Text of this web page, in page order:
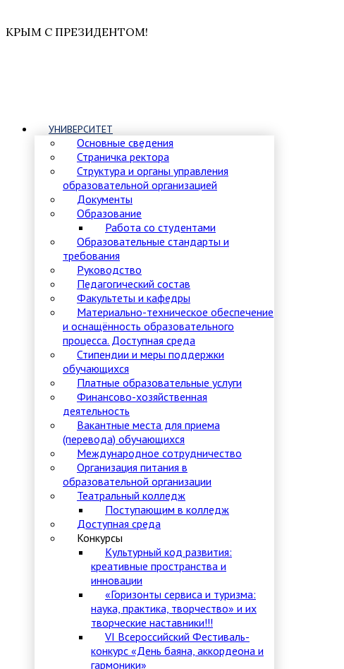
КРЫМ С ПРЕЗИДЕНТОМ!
УНИВЕРСИТЕТ
Основные сведения
Страничка ректора
Структура и органы управления
образовательной организацией
Документы
Образование
Работа со студентами
Образовательные стандарты и
требования
Руководство
Педагогический состав
Факультеты и кафедры
Материально-техническое обеспечение
и оснащённость образовательного
процесса. Доступная среда
Стипендии и меры поддержки
обучающихся
Платные образовательные услуги
Финансово-хозяйственная
деятельность
Вакантные места для приема
(перевода) обучающихся
Международное сотрудничество
Организация питания в
образовательной организации
Театральный колледж
Поступающим в колледж
Доступная среда
Конкурсы
Культурный код развития:
креативные пространства и
инновации
«Горизонты сервиса и туризма:
наука, практика, творчество» и их
творческие наставники!!!
VI Всероссийский Фестиваль-
конкурс «День баяна, аккордеона и
гармоники»